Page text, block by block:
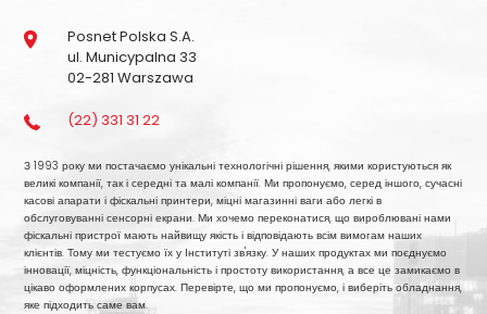
Posnet Polska S.A.
ul. Municypalna 33
02-281 Warszawa
(22) 331 31 22
З 1993 року ми постачаємо унікальні технологічні рішення, якими користуються як
великі компанії, так і середні та малі компанії. Ми пропонуємо, серед іншого, сучасні
касові апарати і фіскальні принтери, міцні магазинні ваги або легкі в
обслуговуванні сенсорні екрани. Ми хочемо переконатися, що вироблювані нами
фіскальні пристрої мають найвищу якість і відповідають всім вимогам наших
клієнтів. Тому ми тестуємо їх у Інституті зв'язку. У наших продуктах ми поєднуємо
інновації, міцність, функціональність і простоту використання, а все це замикаємо в
цікаво оформлених корпусах. Перевірте, що ми пропонуємо, і виберіть обладнання,
яке підходить саме вам.